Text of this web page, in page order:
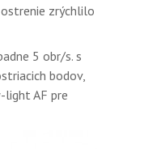
zrýchlilo
5 obr/s. s
bodov,
light AF pre